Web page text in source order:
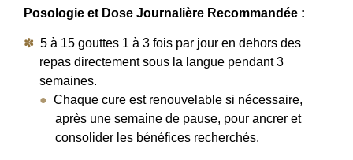
Posologie et Dose Journalière Recommandée :
5 à 15 gouttes 1 à 3 fois par jour en dehors des
repas directement sous la langue pendant 3
semaines.
Chaque cure est renouvelable si nécessaire,
après une semaine de pause, pour ancrer et
consolider les bénéfices recherchés.